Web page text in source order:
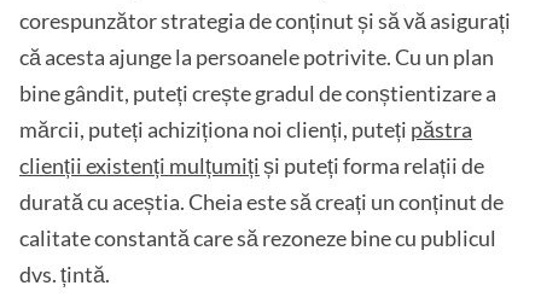
corespunzător strategia de conținut și să vă asigurați
că acesta ajunge la persoanele potrivite. Cu un plan
bine gândit, puteți crește gradul de conștientizare a
mărcii, puteți achiziționa noi clienți, puteți păstra
clienții existenți mulțumițiși puteți forma relații de
durată cu aceștia. Cheia este să creați un conținut de
calitate constantă care să rezoneze bine cu publicul
dvs. țintă.